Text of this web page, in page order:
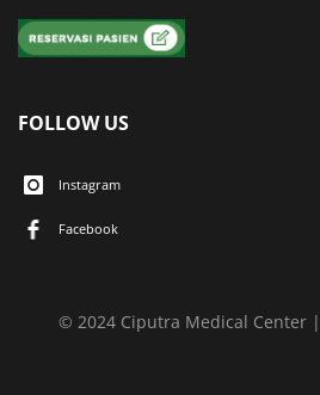
FOLLOW US
Instagram
Facebook
© 2024 Ciputra Medical Center